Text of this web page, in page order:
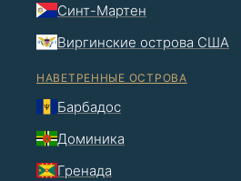
Синт-Мартен
Виргинские острова США
НАВЕТРЕННЫЕ ОСТРОВА
Барбадос
Доминика
Гренада